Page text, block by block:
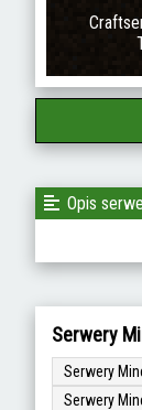
Opis
Serwery
Serwery
Serwery